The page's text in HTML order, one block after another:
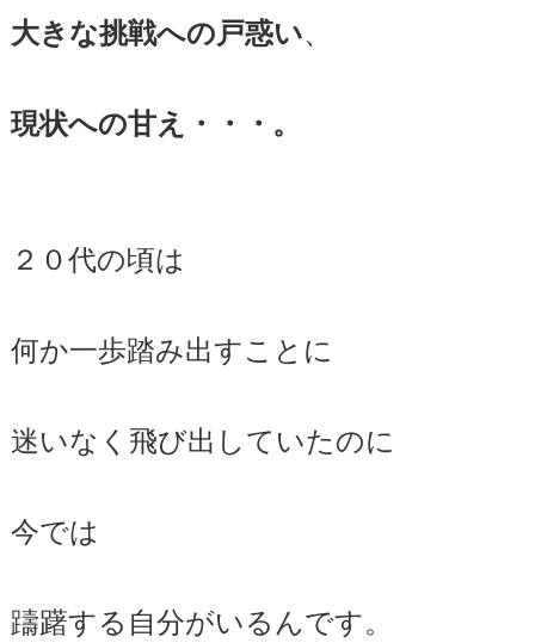
大きな挑戦への戸惑い、
現状への甘え・・・。
２０代の頃は
何か一歩踏み出すことに
迷いなく飛び出していたのに
今では
躊躇する自分がいるんです。